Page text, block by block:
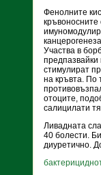
Фенолните
Участва в
стимулират
на кръвта. По
отоците,
салицилати
Ливадната
40 болести.
диуретично.